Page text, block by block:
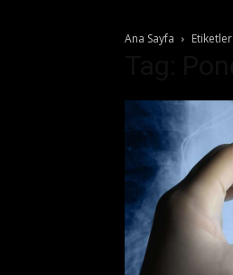
Ana Sayfa Etiketler